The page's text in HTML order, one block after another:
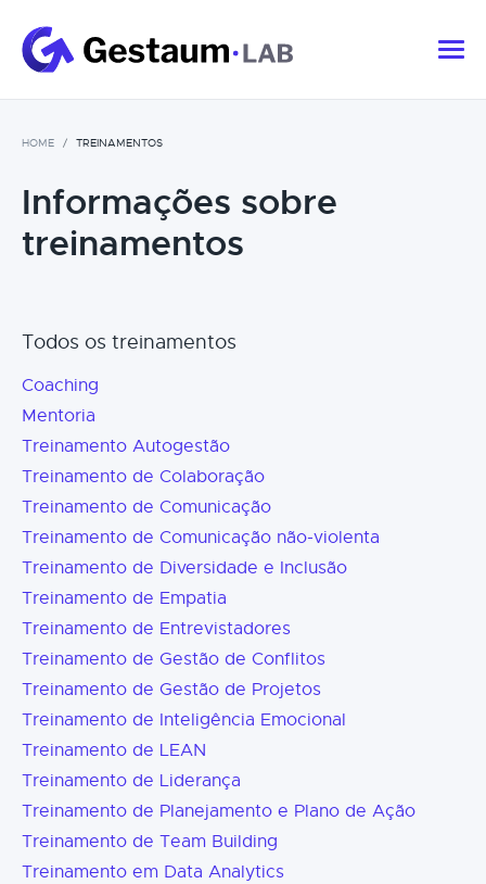
HOME TREINAMENTOS
Informações sobre
treinamentos
Todos os treinamentos
Coaching
Mentoria
Treinamento Autogestão
Treinamento de Colaboração
Treinamento de Comunicação
Treinamento de Comunicação não-violenta
Treinamento de Diversidade e Inclusão
Treinamento de Empatia
Treinamento de Entrevistadores
Treinamento de Gestão de Conflitos
Treinamento de Gestão de Projetos
Treinamento de Inteligência Emocional
Treinamento de LEAN
Treinamento de Liderança
Treinamento de Planejamento e Plano de Ação
Treinamento de Team Building
Treinamento em Data Analytics